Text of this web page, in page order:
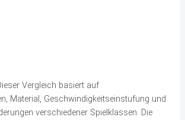
Vergleich basiert auf
Material, Geschwindigkeitseinstufung und
verschiedener Spielklassen. Die